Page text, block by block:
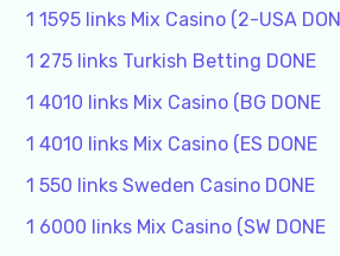
1 1595 links Mix Casino (2-USA
1 275 links Turkish Betting DONE
1 4010 links Mix Casino (BG DONE
1 4010 links Mix Casino (ES DONE
1 550 links Sweden Casino DONE
1 6000 links Mix Casino (SW DONE